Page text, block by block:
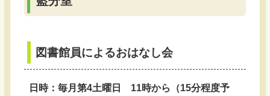
図書館員によるおはなし会
日時：毎月第4土曜日 11時から（15分程度予